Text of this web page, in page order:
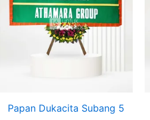
Papan Dukacita Subang 5